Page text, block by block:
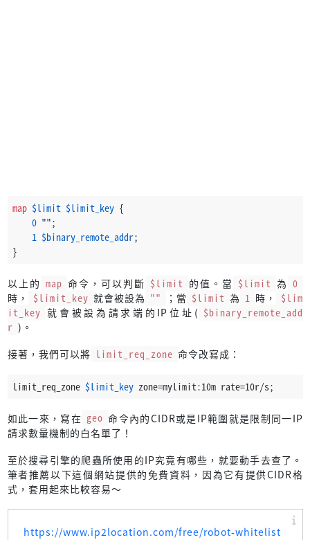
map $limit $limit_key {
0 "";
1 $binary_remote_addr;
}
以上的 map 命令，可以判斷 $limit 的值。當 $limit 為 0
時，
$limit_key 就會被設為 "" ；當 $limit 為 1 時，
$lim
it_key 就會被設為請求端的IP位址( $binary_remote_add
r )。
接著，我們可以將 limit_req_zone 命令改寫成：
limit_req_zone $limit_key zone=mylimit:10m rate=10r/s;
如此一來，寫在 geo 命令內的CIDR或是IP範圍就是限制同一IP
請求數量機制的白名單了！
至於搜尋引擎的爬蟲所使用的IP究竟有哪些，就要動手去查了。
筆者推薦以下這個網站提供的免費資料，因為它有提供CIDR格
式，套用起來比較容易～
https://www.ip2location.com/free/robot-whitelist